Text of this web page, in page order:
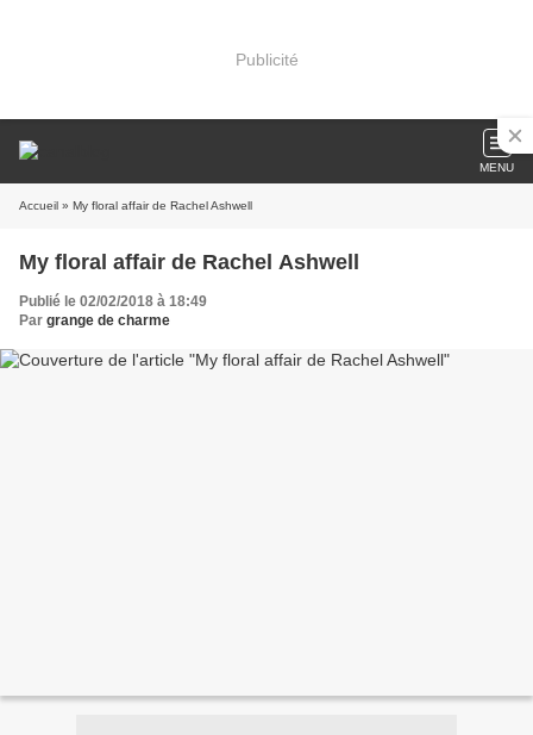
Publicité
MENU
Accueil » My floral affair de Rachel Ashwell
My floral affair de Rachel Ashwell
Publié le 02/02/2018 à 18:49
Par grange de charme